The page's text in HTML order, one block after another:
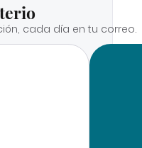
cada día en tu correo.